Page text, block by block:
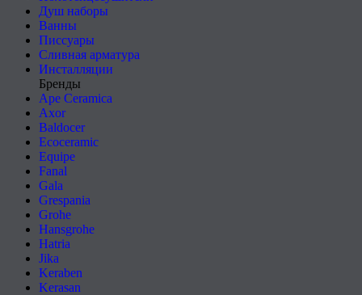
Душ наборы
Ванны
Писсуары
Сливная арматура
Инсталляции
Бренды
Ape Ceramica
Axor
Baldocer
Ecoceramic
Equipe
Fanal
Gala
Grespania
Grohe
Hansgrohe
Hatria
Jika
Keraben
Kerasan